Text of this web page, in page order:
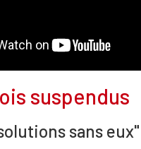
suspendus
sans eux"